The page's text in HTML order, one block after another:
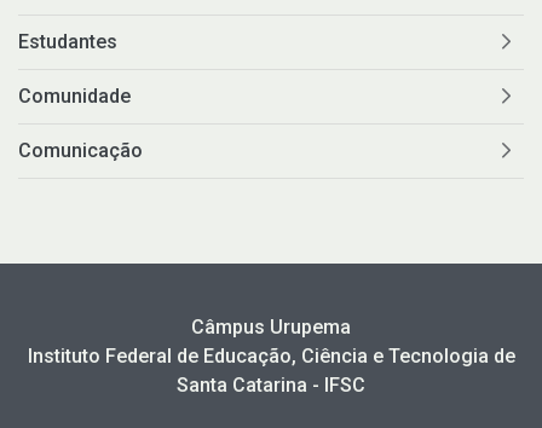
Estudantes
Comunidade
Comunicação
Câmpus Urupema
Instituto Federal de Educação, Ciência e Tecnologia de
Santa Catarina - IFSC